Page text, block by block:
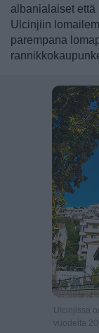
albanialaiset
Ulcinjiin
parempana
Ulcinjissa
vuodelta